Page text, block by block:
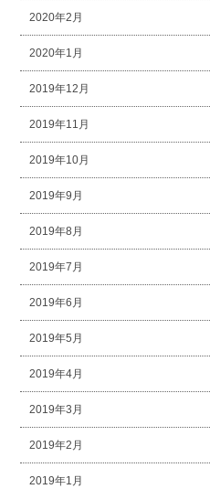
2020年2月
2020年1月
2019年12月
2019年11月
2019年10月
2019年9月
2019年8月
2019年7月
2019年6月
2019年5月
2019年4月
2019年3月
2019年2月
2019年1月